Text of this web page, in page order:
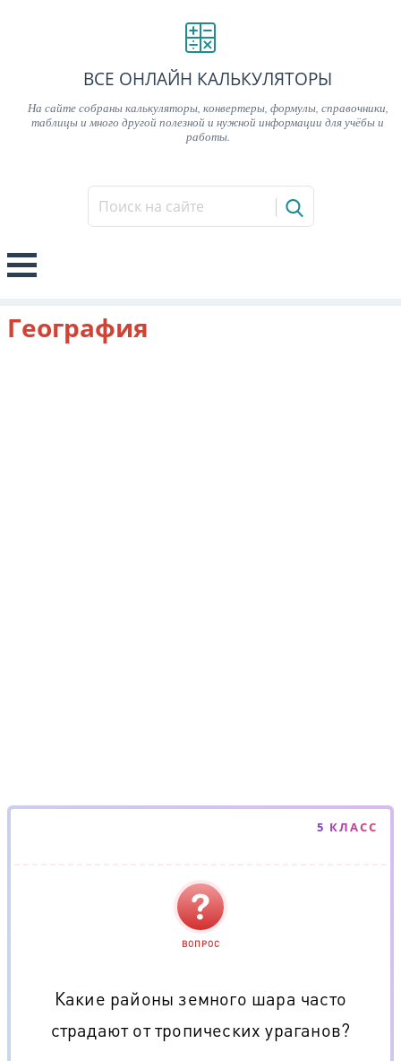
ВСЕ ОНЛАЙН КАЛЬКУЛЯТОРЫ
На сайте собраны калькуляторы, конвертеры, формулы, справочники,
таблицы и много другой полезной и нужной информации для учёбы и
работы.
География
5 КЛАСС
ВОПРОС
Какие районы земного шара часто
страдают от тропических ураганов?